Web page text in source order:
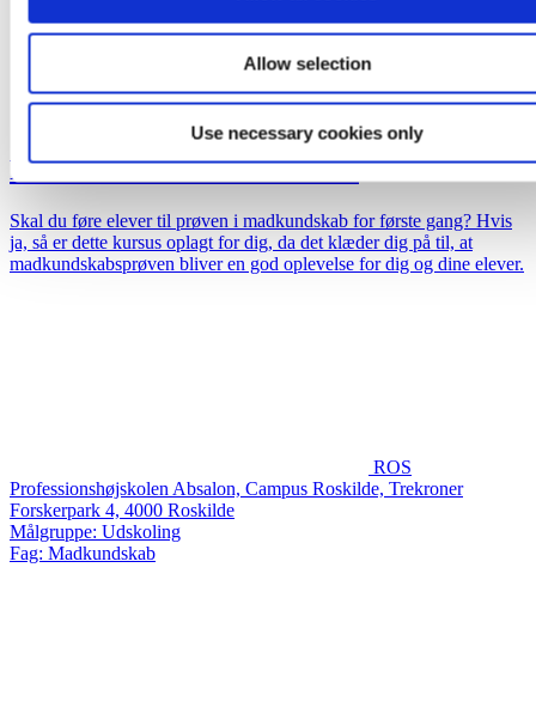
Allow selection
Use necessary cookies only
Prøvekursus i madkundskab
Skal du føre elever til prøven i madkundskab for første gang? Hvis
ja, så er dette kursus oplagt for dig, da det klæder dig på til, at
madkundskabsprøven bliver en god oplevelse for dig og dine elever.
ROS
Professionshøjskolen Absalon, Campus Roskilde, Trekroner
Forskerpark 4, 4000 Roskilde
Målgruppe: Udskoling
Fag: Madkundskab